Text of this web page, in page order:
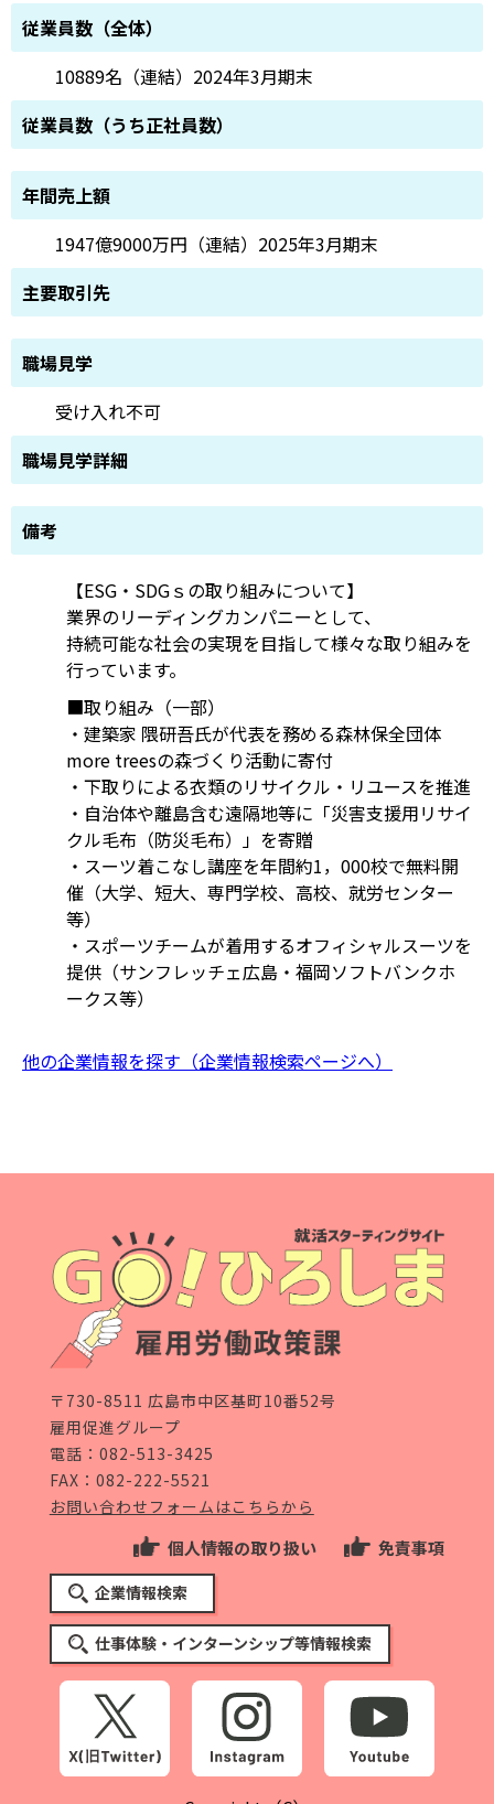
従業員数（全体）
10889名（連結）2024年3月期末
従業員数（うち正社員数）
年間売上額
1947億9000万円（連結）2025年3月期末
主要取引先
職場見学
受け入れ不可
職場見学詳細
備考
【ESG・SDGｓの取り組みについて】
業界のリーディングカンパニーとして、
持続可能な社会の実現を目指して様々な取り組みを
行っています。
■取り組み（一部）
・建築家 隈研吾氏が代表を務める森林保全団体
more treesの森づくり活動に寄付
・下取りによる衣類のリサイクル・リユースを推進
・自治体や離島含む遠隔地等に「災害支援用リサイ
クル毛布（防災毛布）」を寄贈
・スーツ着こなし講座を年間約1，000校で無料開
催（大学、短大、専門学校、高校、就労センター
等）
・スポーツチームが着用するオフィシャルスーツを
提供（サンフレッチェ広島・福岡ソフトバンクホ
ークス等）
他の企業情報を探す（企業情報検索ページへ）
〒730-8511 広島市中区基町10番52号
雇用促進グループ
電話： 082-513-3425
FAX：082-222-5521
お問い合わせフォームはこちらから
個人情報の取り扱い 免責事項
企業情報検索
仕事体験・インターンシップ等情報検索